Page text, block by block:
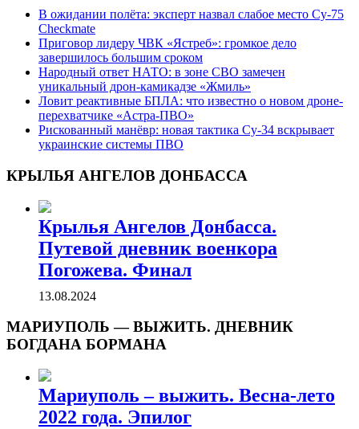
В ожидании полёта: эксперт назвал слабое место Су-75
Checkmate
Приговор лидеру ЧВК «Ястреб»: громкое дело
завершилось большим сроком
Народный ответ НАТО: в зоне СВО замечен
уникальный дрон-камикадзе «Жмиль»
Ловит реактивные БПЛА: что известно о новом дроне-
перехватчике «Астра-ПВО»
Рискованный манёвр: новая тактика Су-34 вскрывает
украинские системы ПВО
КРЫЛЬЯ АНГЕЛОВ ДОНБАССА
Крылья Ангелов Донбасса.
Путевой дневник военкора
Погожева. Финал
13.08.2024
МАРИУПОЛЬ — ВЫЖИТЬ. ДНЕВНИК
БОГДАНА БОРМАНА
Мариуполь – выжить. Весна-лето
2022 года. Эпилог